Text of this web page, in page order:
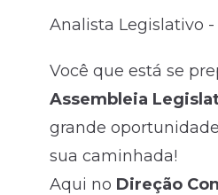
Analista Legislativo
Você que está se
Assembleia
grande
sua caminhada!
Aqui no Direção